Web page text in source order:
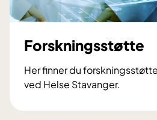
g
r
p
p
Forskningsstøtte
Her finner du
ved Helse Stavanger.
o